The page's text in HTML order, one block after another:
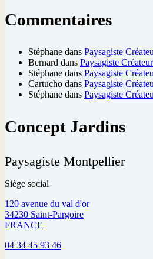
Commentaires
Stéphane dans Paysagiste
Bernard dans Paysagiste
Stéphane dans Paysagiste
Cartucho dans Paysagiste
Stéphane dans Paysagiste
Concept Jardins
Paysagiste Montpellier
Siège social
120 avenue du val d'or
34230 Saint-Pargoire
FRANCE
04 34 45 93 46